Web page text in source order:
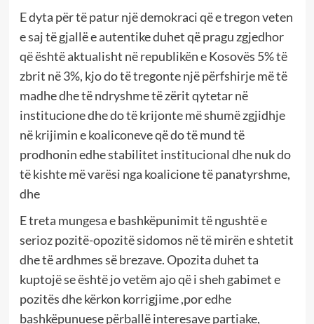
E dyta për të patur një demokraci që e tregon veten
e saj të gjallë e autentike duhet që pragu zgjedhor
që është aktualisht në republikën e Kosovës 5% të
zbrit në 3%, kjo do të tregonte një përfshirje më të
madhe dhe të ndryshme të zërit qytetar në
institucione dhe do të krijonte më shumë zgjidhje
në krijimin e koaliconeve që do të mund të
prodhonin edhe stabilitet institucional dhe nuk do
të kishte më varësi nga koalicione të panatyrshme,
dhe
E treta mungesa e bashkëpunimit të ngushtë e
serioz pozitë-opozitë sidomos në të mirën e shtetit
dhe të ardhmes së brezave. Opozita duhet ta
kuptojë se është jo vetëm ajo që i sheh gabimet e
pozitës dhe kërkon korrigjime ,por edhe
bashkëpunuese përballë interesave partiake,